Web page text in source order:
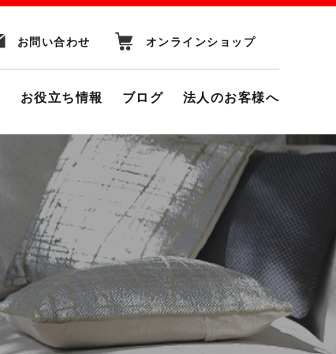
お問い合わせ オンラインショップ
お役立ち情報 ブログ 法人のお客様へ